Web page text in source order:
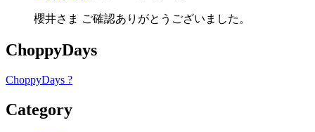
櫻井さま ご確認ありがとうございました。
ChoppyDays
ChoppyDays ?
Category